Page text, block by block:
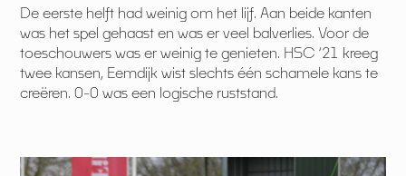
De eerste helft had weinig om het lijf. Aan beide kanten
was het spel gehaast en was er veel balverlies. Voor de
toeschouwers was er weinig te genieten. HSC ‘21 kreeg
twee kansen, Eemdijk wist slechts één schamele kans te
creëren. 0-0 was een logische ruststand.